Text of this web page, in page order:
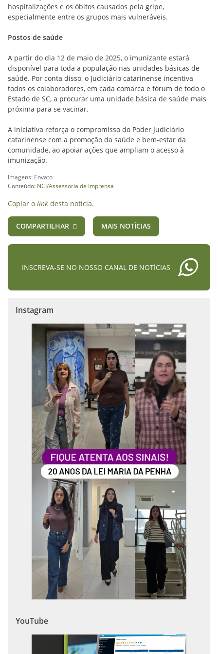
hospitalizações e os óbitos causados pela gripe,
especialmente entre os grupos mais vulneráveis.
Postos de saúde
A partir do dia 12 de maio de 2025, o imunizante estará
disponível para toda a população nas unidades básicas de
saúde. Por conta disso, o Judiciário catarinense incentiva
todos os colaboradores, em cada comarca e fórum de todo o
Estado de SC, a procurar uma unidade básica de saúde mais
próxima para se vacinar.
A iniciativa reforça o compromisso do Poder Judiciário
catarinense com a promoção da saúde e bem-estar da
comunidade, ao apoiar ações que ampliam o acesso à
imunização.
Imagens: Envato
Conteúdo: NCI/Assessoria de Imprensa
Copiar o link desta notícia.
COMPARTILHAR MAIS NOTÍCIAS
INSCREVA-SE NO NOSSO CANAL DE NOTÍCIAS
Instagram
YouTube